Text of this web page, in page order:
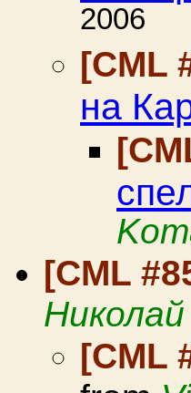
2006
[CML
на
[CML
[CML